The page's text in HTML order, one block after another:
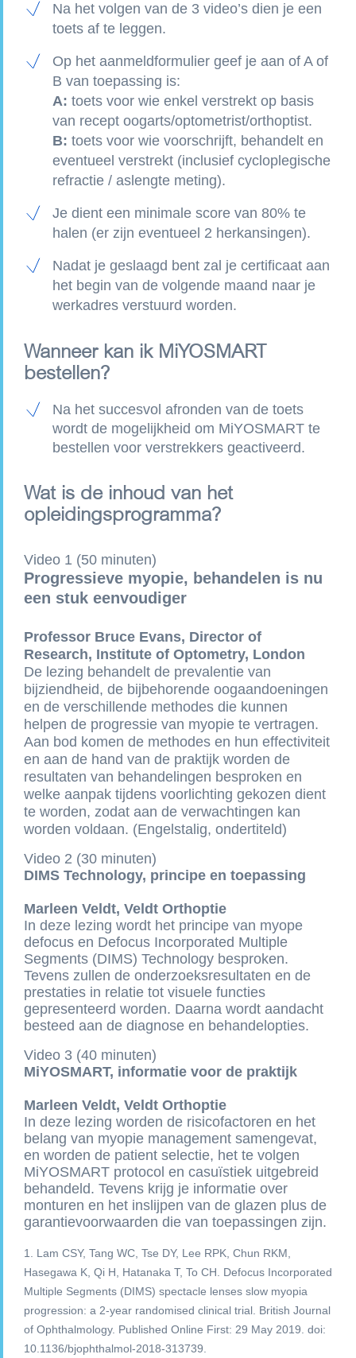
Na het volgen van de 3 video’s dien je een
toets af te leggen.
Op het aanmeldformulier geef je aan of A of
B van toepassing is:
A: toets voor wie enkel verstrekt op basis
van recept oogarts/optometrist/orthoptist.
B: toets voor wie voorschrijft, behandelt en
eventueel verstrekt (inclusief cycloplegische
refractie / aslengte meting).
Je dient een minimale score van 80% te
halen (er zijn eventueel 2 herkansingen).
Nadat je geslaagd bent zal je certificaat aan
het begin van de volgende maand naar je
werkadres verstuurd worden.
Wanneer kan ik MiYOSMART
bestellen?
Na het succesvol afronden van de toets
wordt de mogelijkheid om MiYOSMART te
bestellen voor verstrekkers geactiveerd.
Wat is de inhoud van het
opleidingsprogramma?
Video 1 (50 minuten)
Progressieve myopie, behandelen is nu
een stuk eenvoudiger
Professor Bruce Evans, Director of
Research, Institute of Optometry, London
De lezing behandelt de prevalentie van
bijziendheid, de bijbehorende oogaandoeningen
en de verschillende methodes die kunnen
helpen de progressie van myopie te vertragen.
Aan bod komen de methodes en hun effectiviteit
en aan de hand van de praktijk worden de
resultaten van behandelingen besproken en
welke aanpak tijdens voorlichting gekozen dient
te worden, zodat aan de verwachtingen kan
worden voldaan. (Engelstalig, ondertiteld)
Video 2 (30 minuten)
DIMS Technology, principe en toepassing
Marleen Veldt, Veldt Orthoptie
In deze lezing wordt het principe van myope
defocus en Defocus Incorporated Multiple
Segments (DIMS) Technology besproken.
Tevens zullen de onderzoeksresultaten en de
prestaties in relatie tot visuele functies
gepresenteerd worden. Daarna wordt aandacht
besteed aan de diagnose en behandelopties.
Video 3 (40 minuten)
MiYOSMART, informatie voor de praktijk
Marleen Veldt, Veldt Orthoptie
In deze lezing worden de risicofactoren en het
belang van myopie management samengevat,
en worden de patient selectie, het te volgen
MiYOSMART protocol en casuïstiek uitgebreid
behandeld. Tevens krijg je informatie over
monturen en het inslijpen van de glazen plus de
garantievoorwaarden die van toepassingen zijn.
1. Lam CSY, Tang WC, Tse DY, Lee RPK, Chun RKM,
Hasegawa K, Qi H, Hatanaka T, To CH. Defocus Incorporated
Multiple Segments (DIMS) spectacle lenses slow myopia
progression: a 2-year randomised clinical trial. British Journal
of Ophthalmology. Published Online First: 29 May 2019. doi:
10.1136/bjophthalmol-2018-313739.